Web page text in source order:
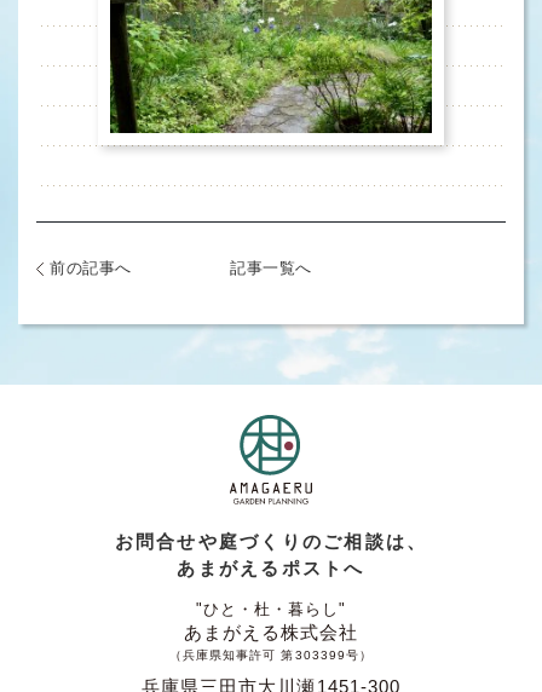
前の記事へ 記事一覧へ
お問合せや庭づくりのご相談は、
あまがえるポストへ
"ひと・杜・暮らし"
あまがえる株式会社
（兵庫県知事許可 第303399号）
兵庫県三田市大川瀬1451-300